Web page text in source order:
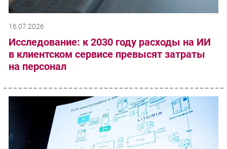
16.07.2026
Исследование: к 2030 году расходы на ИИ
в клиентском сервисе превысят затраты
на персонал